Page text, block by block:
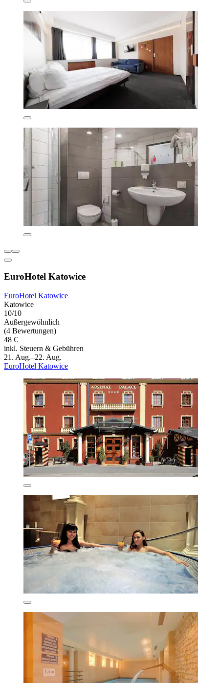
EuroHotel Katowice
EuroHotel Katowice
Katowice
10/10
Außergewöhnlich
(4 Bewertungen)
48 €
inkl. Steuern & Gebühren
21. Aug.–22. Aug.
EuroHotel Katowice